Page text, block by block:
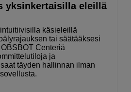
yksinkertaisilla eleillä
käsieleillä
tai säätääksesi
Centeriä
ja
täyden hallinnan ilman